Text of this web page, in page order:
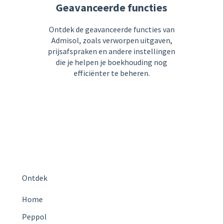
Geavanceerde functies
Ontdek de geavanceerde functies van
Admisol, zoals verworpen uitgaven,
prijsafspraken en andere instellingen
die je helpen je boekhouding nog
efficiënter te beheren.
Ontdek
Home
Peppol